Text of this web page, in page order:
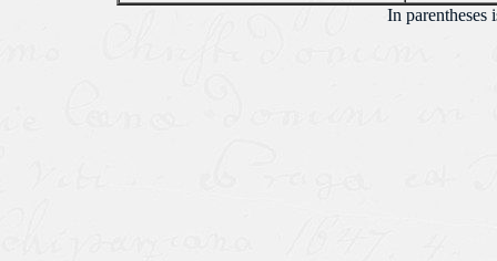
In parentheses